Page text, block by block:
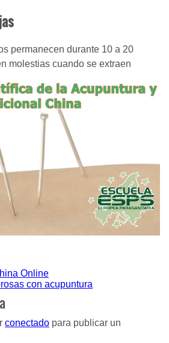
permanecen durante 10 a 20
molestias cuando se extraen
Online
con acupuntura
conectado para publicar un